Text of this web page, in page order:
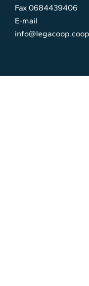
Fax 0684439406
E-mail
info@legacoop.coop